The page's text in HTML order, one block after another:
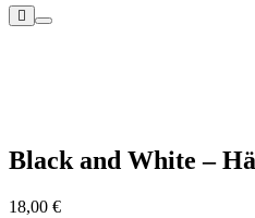
Weitere
Informationen
Hauptmenü
Black and White –
18,00 €